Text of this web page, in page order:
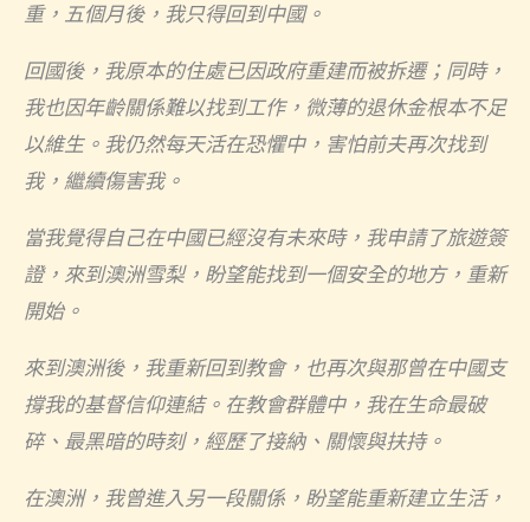
重，五個月後，我只得回到中國。
回國後，我原本的住處已因政府重建而被拆遷；同時，
我也因年齡關係難以找到工作，微薄的退休金根本不足
以維生。我仍然每天活在恐懼中，害怕前夫再次找到
我，繼續傷害我。
當我覺得自己在中國已經沒有未來時，我申請了旅遊簽
證，來到澳洲雪梨，盼望能找到一個安全的地方，重新
開始。
來到澳洲後，我重新回到教會，也再次與那曾在中國支
撐我的基督信仰連結。在教會群體中，我在生命最破
碎、最黑暗的時刻，經歷了接納、關懷與扶持。
在澳洲，我曾進入另一段關係，盼望能重新建立生活，